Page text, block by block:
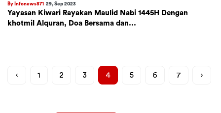
By Infonews871 29, Sep 2023
Yayasan Kiwari Rayakan Maulid Nabi 1445H Dengan
khotmil Alquran, Doa Bersama dan...
‹ 1 2 3 4 5 6 7 ›